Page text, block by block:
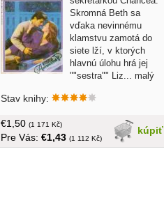
Skromná Beth sa
vďaka nevinnému
klamstvu zamotá do
siete lží, v ktorých
hlavnú úlohu hrá jej
""sestra"" Liz... malý
Stav knihy:
kúpiť
€1,50 (1 171 Kč)
Pre Vás: €1,43 (1 112 Kč)